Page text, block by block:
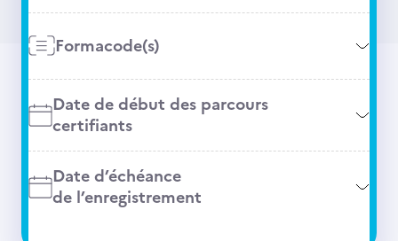
Formacode(s)
Date de début des parcours
certifiants
Date d’échéance
de l’enregistrement